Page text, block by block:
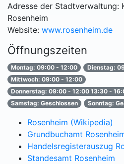
Adresse der Stadtverwaltung:
Rosenheim
Website: www.rosenheim.de
Öffnungszeiten
Montag: 09:00 - 12:00
Dienstag:
Mittwoch: 09:00 - 12:00
Donnerstag: 09:00 - 12:00 13:30 -
Samstag: Geschlossen
Sonntag:
Rosenheim (Wikipedia)
Grundbuchamt
Handelsregisterauszug
Standesamt Rosenheim